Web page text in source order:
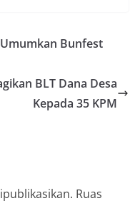
Bunfest
BLT Dana Desa
Kepada 35 KPM
Ruas